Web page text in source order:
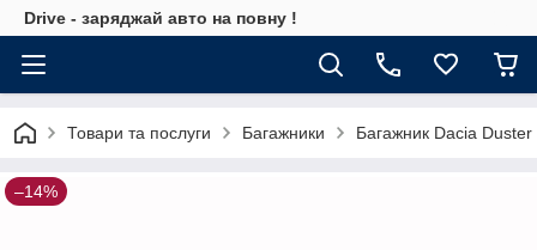
Drive - заряджай авто на повну !
Товари та послуги Багажники Багажник Dacia
–14%